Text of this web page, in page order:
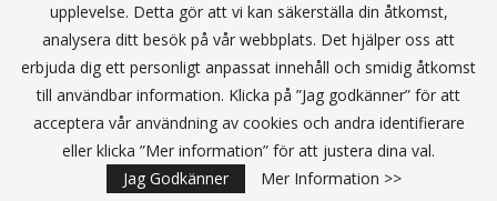
De är vidare i affärsidétävlingen
Startup Challenge
Fullsatt när entreprenörskap och innovation
tog plats – fokus på framtidens kompetens
upplevelse. Detta gör att vi kan säkerställa din åtkomst,
analysera ditt besök på vår webbplats. Det hjälper oss att
erbjuda dig ett personligt anpassat innehåll och smidig åtkomst
till användbar information. Klicka på ”Jag godkänner” för att
acceptera vår användning av cookies och andra identifierare
eller klicka ”Mer information” för att justera dina val.
Jag Godkänner
Mer Information >>